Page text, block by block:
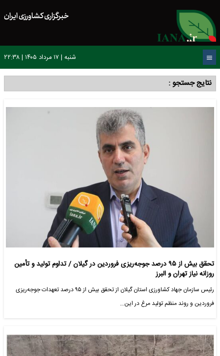
خبرگزاری کشاورزی ایران
شنبه | ۱۷ مرداد ۱۴۰۵ | ۲۲:۳۸
نتایج جستجو :
تحقق بیش از ۹۵ درصد جوجه‌ریزی فروردین در گیلان / تداوم تولید و تأمین
روزانه نیاز تهران و البرز
رئیس سازمان جهاد کشاورزی استان گیلان از تحقق بیش از ۹۵ درصد تعهدات جوجه‌ریزی
فروردین و روند منظم تولید مرغ در این…